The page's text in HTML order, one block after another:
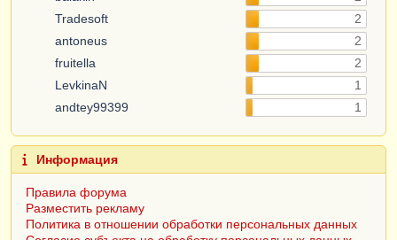
Tradesoft
2
antoneus
2
fruitella
2
LevkinaN
1
andtey99399
1
Информация
Правила форума
Разместить рекламу
Политика в отношении обработки персональных данных